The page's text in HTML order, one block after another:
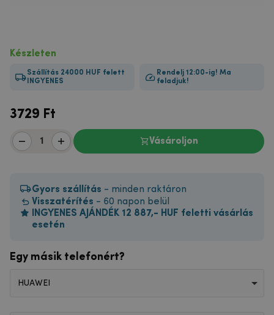
Készleten
Szállítás 24000 HUF felett
INGYENES
Rendelj 12:00-ig! Ma
feladjuk!
3729 Ft
Vásároljon
Gyors szállítás - minden raktáron
Visszatérítés - 60 napon belül
INGYENES AJÁNDÉK 12 887,- HUF feletti vásárlás
esetén
Egy másik telefonért?
HUAWEI